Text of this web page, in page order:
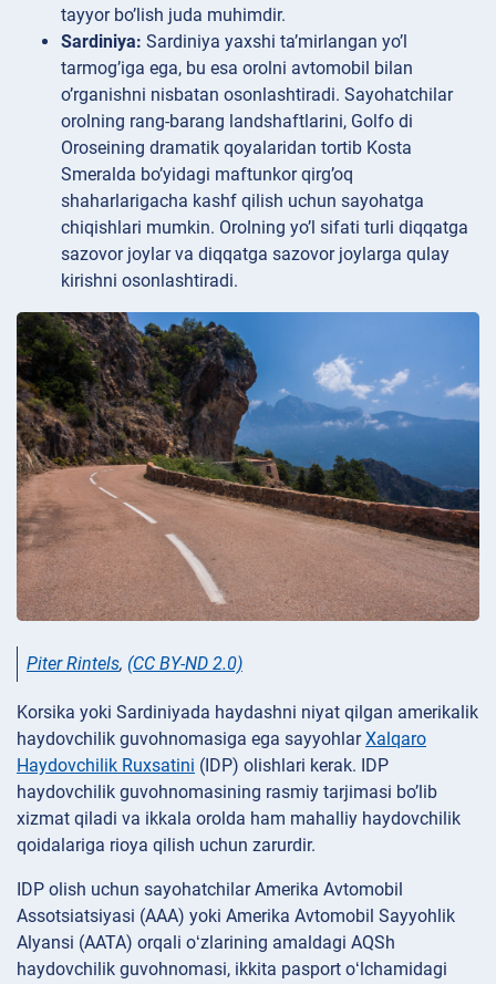
tayyor bo’lish juda muhimdir.
Sardiniya: Sardiniya yaxshi ta’mirlangan yo’l
tarmog’iga ega, bu esa orolni avtomobil bilan
o’rganishni nisbatan osonlashtiradi. Sayohatchilar
orolning rang-barang landshaftlarini, Golfo di
Oroseining dramatik qoyalaridan tortib Kosta
Smeralda bo’yidagi maftunkor qirg’oq
shaharlarigacha kashf qilish uchun sayohatga
chiqishlari mumkin. Orolning yo’l sifati turli diqqatga
sazovor joylar va diqqatga sazovor joylarga qulay
kirishni osonlashtiradi.
Piter Rintels, (CC BY-ND 2.0)
Korsika yoki Sardiniyada haydashni niyat qilgan amerikalik
haydovchilik guvohnomasiga ega sayyohlarXalqaro
Haydovchilik Ruxsatini (IDP) olishlari kerak. IDP
haydovchilik guvohnomasining rasmiy tarjimasi bo’lib
xizmat qiladi va ikkala orolda ham mahalliy haydovchilik
qoidalariga rioya qilish uchun zarurdir.
IDP olish uchun sayohatchilar Amerika Avtomobil
Assotsiatsiyasi (AAA) yoki Amerika Avtomobil Sayyohlik
Alyansi (AATA) orqali oʻzlarining amaldagi AQSh
haydovchilik guvohnomasi, ikkita pasport oʻlchamidagi